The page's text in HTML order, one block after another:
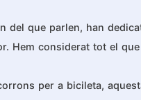
del que parlen, han
Hem considerat tot el
per a bicileta,